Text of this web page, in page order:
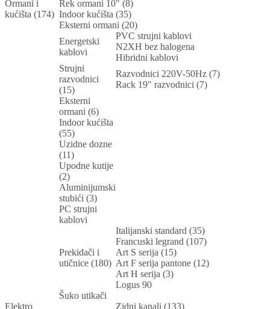
Ormani i
kućišta (174)
Rek ormani 10" (8)
Indoor kućišta (35)
Eksterni ormani (20)
Elektro
Energetski
kablovi
PVC strujni kablovi
N2XH bez halogena
Hibridni kablovi
Strujni
razvodnici
(15)
Razvodnici 220V-50Hz (7)
Rack 19" razvodnici (7)
Eksterni
ormani (6)
Indoor kućišta
(55)
Uzidne dozne
(11)
Upodne kutije
(2)
Aluminijumski
stubići (3)
PC strujni
kablovi
Prekidači i
utičnice (180)
Italijanski standard (35)
Francuski legrand (107)
Art S serija (15)
Art F serija pantone (12)
Art H serija (3)
Logus 90
Šuko utikači
Zidni kanali (133)